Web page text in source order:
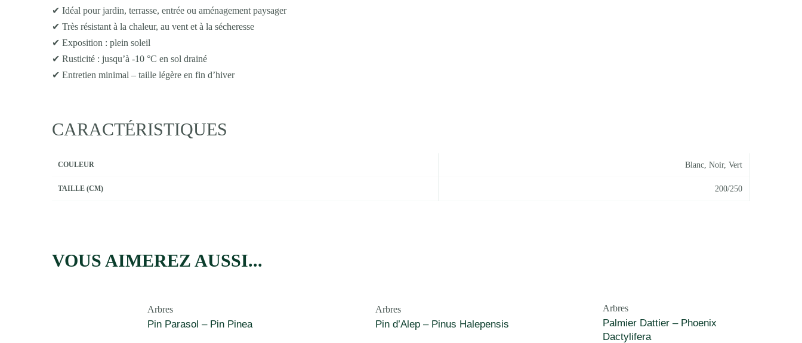
✔ Idéal pour jardin, terrasse, entrée ou aménagement paysager
✔ Très résistant à la chaleur, au vent et à la sécheresse
✔ Exposition : plein soleil
✔ Rusticité : jusqu’à -10 °C en sol drainé
✔ Entretien minimal – taille légère en fin d’hiver
CARACTÉRISTIQUES
COULEUR Blanc Noir, Vert
TAILLE (CM) 200/250
VOUS AIMEREZ AUSSI...
Arbres
Pin Parasol – Pin Pinea
Arbres
Pin d’Alep – Pinus Halepensis
Arbres
Palmier Dattier – Phoenix
Dactylifera